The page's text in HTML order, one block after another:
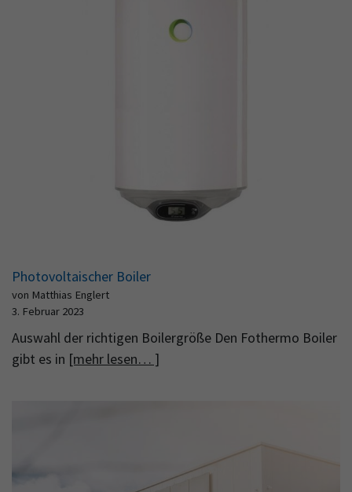
Photovoltaischer Boiler
von Matthias Englert
3. Februar 2023
Auswahl der richtigen Boilergröße Den Fothermo Boiler
gibt es in [mehr lesen… ]